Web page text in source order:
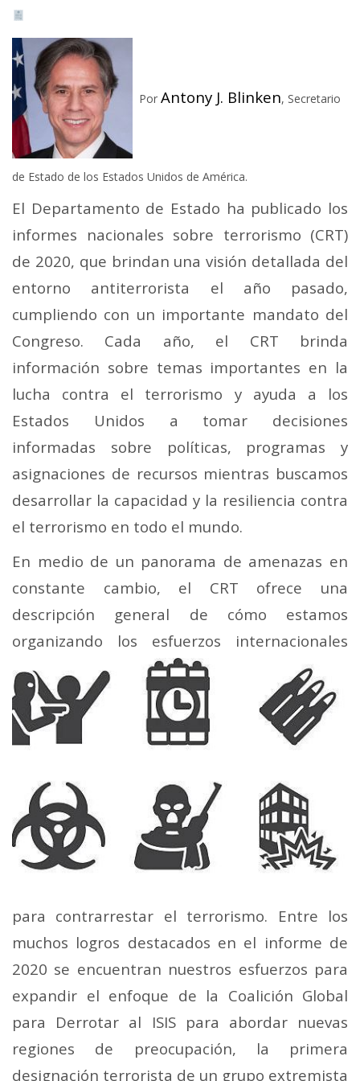
Por Antony J. Blinken, Secretario
de Estado de los Estados Unidos de América.
El Departamento de Estado ha publicado los
informes nacionales sobre terrorismo (CRT)
de 2020, que brindan una visión detallada del
entorno antiterrorista el año pasado,
cumpliendo con un importante mandato del
Congreso. Cada año, el CRT brinda
información sobre temas importantes en la
lucha contra el terrorismo y ayuda a los
Estados Unidos a tomar decisiones
informadas sobre políticas, programas y
asignaciones de recursos mientras buscamos
desarrollar la capacidad y la resiliencia contra
el terrorismo en todo el mundo.
En medio de un panorama de amenazas en
constante cambio, el CRT ofrece una
descripción general de cómo estamos
organizando los esfuerzos internacionales
para contrarrestar el terrorismo. Entre los
muchos logros destacados en el informe de
2020 se encuentran nuestros esfuerzos para
expandir el enfoque de la Coalición Global
para Derrotar al ISIS para abordar nuevas
regiones de preocupación, la primera
designación terrorista de un grupo extremista